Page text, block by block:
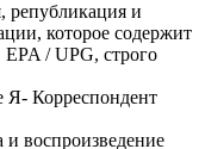
републикация и
которое содержит
/ UPG, строго
Я- Корреспондент
воспроизведение